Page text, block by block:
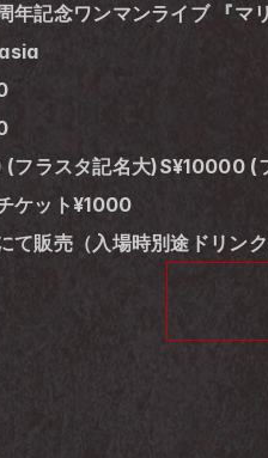
年記念ワンマンライブ 『マ
フラスタ記名大)S¥10000 (
ケット¥1000
て販売（入場時別途ドリンク